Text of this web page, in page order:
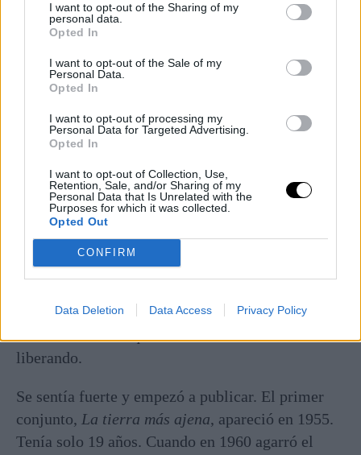
I want to opt-out of the Sharing of my
personal data.
Opted In
I want to opt-out of the Sale of my
Personal Data.
Opted In
I want to opt-out of processing my
Personal Data for Targeted Advertising.
Opted In
I want to opt-out of Collection, Use,
Retention, Sale, and/or Sharing of my
Personal Data that Is Unrelated with the
Purposes for which it was collected.
Opted Out
CONFIRM
Data Deletion Data Access Privacy Policy
Julio Cortázar
a su terapeuta, con el que sólo permaneció unos
meses, lo justo para convertirse en uno de los
destinatarios favoritos de sus cartas. «Señor/ La
jaula se ha vuelto pájaro/ y se ha volado/ y mi
sonríe detrás del viento/ a mis delirios/ Qué haré
con el miedo/ Qué haré con el miedo/ Ya no baila
la luz en mi sonrisa/ ni las estaciones queman
palomas en mis ideas/Mis manos se han
liberando.
Se sentía fuerte y empezó a publicar. El primer
conjunto, La tierra más ajena, apareció en 1955.
Tenía solo 19 años. Cuando en 1960 agarró el